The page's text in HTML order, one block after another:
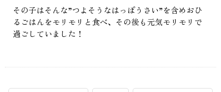
その子はそんな”つよそうなはっぽうさい”を含めおひ
るごはんをモリモリと食べ、その後も元気モリモリで
過ごしていました！